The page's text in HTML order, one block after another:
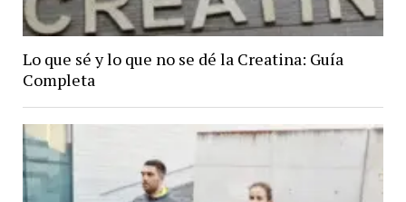
Lo que sé y lo que no se dé la Creatina: Guía
Completa